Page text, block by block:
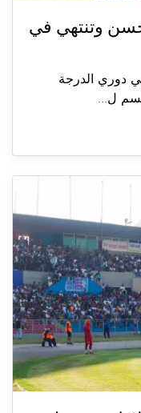
وتنتهي في
دوري الدرجة
ل...